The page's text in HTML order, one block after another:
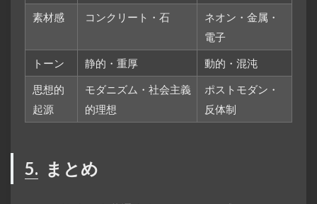
素材感 コンクリート・石
ネオン・金属・
電子
トーン 静的・重厚 動的・混沌
思想的
起源
モダニズム・社会主義
的理想
ポストモダン・
反体制
5. まとめ